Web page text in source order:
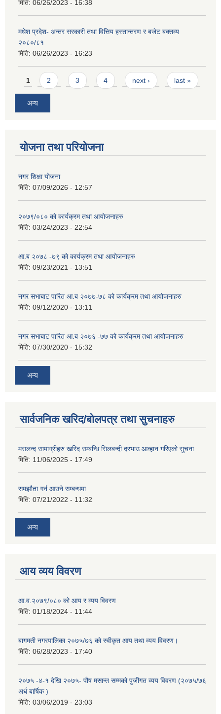
मिति: 06/26/2023 - 16:38
मधेश प्रदेश- अन्तर सरकारी तथा वित्तिय हस्तान्तरण र बजेट बक्तव्य
२०८०/८१
मिति: 06/26/2023 - 16:23
Pages
1 2 3 4 next › last »
अन्य
योजना तथा परियोजना
नगर शिक्षा योजना
मिति: 07/09/2026 - 12:57
२०७९/०८० को कार्यक्रम तथा आयोजनाहरु
मिति: 03/24/2023 - 22:54
आ.ब २०७८ -७९ को कार्यक्रम तथा आयोजनाहरु
मिति: 09/23/2021 - 13:51
नगर सभाबाट पारित आ.ब २०७७-७८ को कार्यक्रम तथा आयोजनाहरु
मिति: 09/12/2020 - 13:11
नगर सभाबाट पारित आ.ब २०७६ -७७ को कार्यक्रम तथा आयोजनाहरु
मिति: 07/30/2020 - 15:32
अन्य
सार्वजनिक खरिद/बोलपत्र तथा सुचनाहरु
मसलन्द सामाग्रीहरु खरिद सम्बन्धि सिलबन्दी दरभाउ आव्हान गरिएको सुचना
मिति: 11/06/2025 - 17:49
समझौता गर्न आउने सम्बन्धमा
मिति: 07/21/2022 - 11:32
अन्य
आय व्यय विवरण
आ.व.२०७९/०८० को आय र व्यय विवरण
मिति: 01/18/2024 - 11:44
बागमती नगरपालिका २०७५/७६ को स्वीकृत आय तथा व्यय विवरण।
मिति: 06/28/2023 - 17:40
२०७५ -४-१ देखि २०७५- पौष मसान्त सम्मको पुजीगत व्यय विवरण (२०७५/७६
अर्ध बार्षिक )
मिति: 03/06/2019 - 23:03